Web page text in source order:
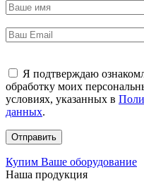
Я подтверждаю
обработку моих
условиях, указанных в
данных.
Купим Ваше оборудование
Наша продукция